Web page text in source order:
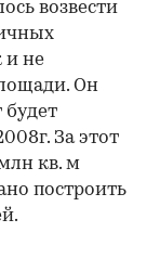
возвести
и не
Он
будет
За этот
кв. м
построить